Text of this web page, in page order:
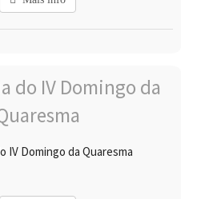
IV Domingo da Quaresma